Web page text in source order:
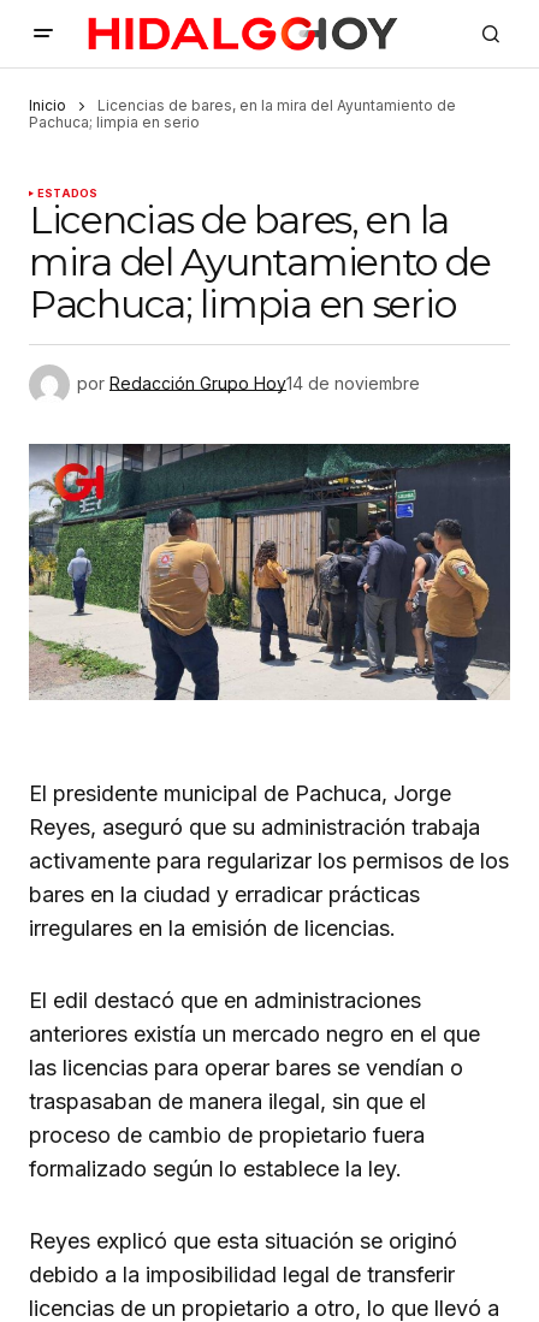
Inicio
Licencias de bares, en la mira del Ayuntamiento de
Pachuca; limpia en serio
ESTADOS
Licencias de bares, en la
mira del Ayuntamiento de
Pachuca; limpia en serio
por Redacción Grupo Hoy14 de noviembre
El presidente municipal de Pachuca, Jorge
Reyes, aseguró que su administración trabaja
activamente para regularizar los permisos de los
bares en la ciudad y erradicar prácticas
irregulares en la emisión de licencias.
El edil destacó que en administraciones
anteriores existía un mercado negro en el que
las licencias para operar bares se vendían o
traspasaban de manera ilegal, sin que el
proceso de cambio de propietario fuera
formalizado según lo establece la ley.
Reyes explicó que esta situación se originó
debido a la imposibilidad legal de transferir
licencias de un propietario a otro, lo que llevó a